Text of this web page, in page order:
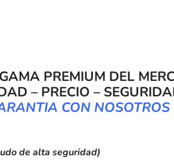
PREMIUM DEL
– PRECIO –
CON NOSOTROS
de alta seguridad)